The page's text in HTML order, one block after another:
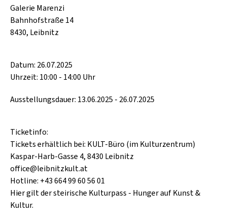
Galerie Marenzi
Bahnhofstraße 14
8430, Leibnitz
Datum: 26.07.2025
Uhrzeit: 10:00 - 14:00 Uhr
Ausstellungsdauer: 13.06.2025 - 26.07.2025
Ticketinfo:
Tickets erhältlich bei: KULT-Büro (im Kulturzentrum)
Kaspar-Harb-Gasse 4, 8430 Leibnitz
office@leibnitzkult.at
Hotline: +43 664 99 60 56 01
Hier gilt der steirische Kulturpass - Hunger auf Kunst &
Kultur.